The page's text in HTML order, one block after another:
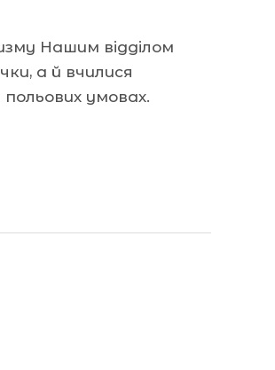
Нашим відділом
а й вчилися
умовах.